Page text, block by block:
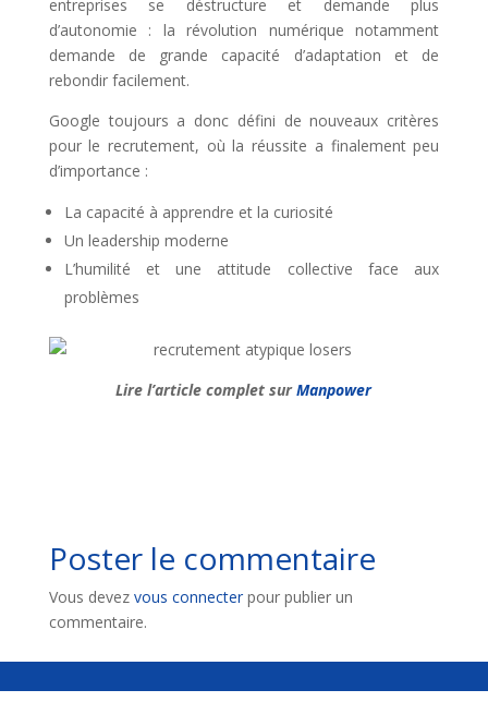
entreprises se déstructure et demande plus
d’autonomie : la révolution numérique notamment
demande de grande capacité d’adaptation et de
rebondir facilement.
Google toujours a donc défini de nouveaux critères
pour le recrutement, où la réussite a finalement peu
d’importance :
La capacité à apprendre et la curiosité
Un leadership moderne
L’humilité et une attitude collective face aux
problèmes
Lire l’article complet surManpower
Poster le commentaire
Vous devez vous connecterpour publier un
commentaire.